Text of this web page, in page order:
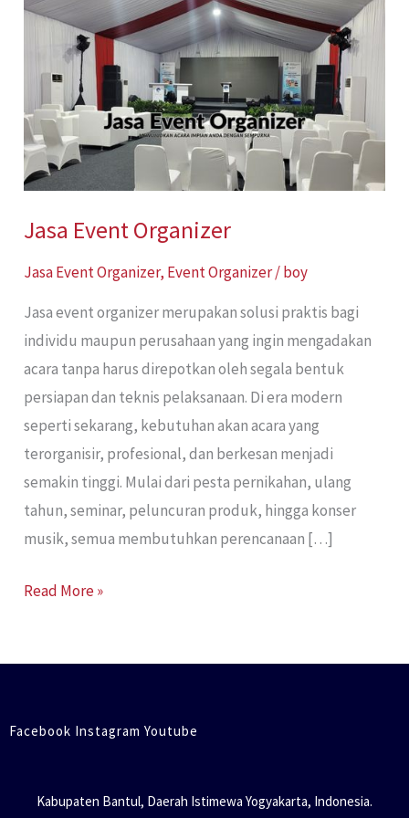
Jasa Event Organizer
Jasa Event Organizer, Event Organizer/boy
Jasa event organizer merupakan solusi praktis bagi
individu maupun perusahaan yang ingin mengadakan
acara tanpa harus direpotkan oleh segala bentuk
persiapan dan teknis pelaksanaan. Di era modern
seperti sekarang, kebutuhan akan acara yang
terorganisir, profesional, dan berkesan menjadi
semakin tinggi. Mulai dari pesta pernikahan, ulang
tahun, seminar, peluncuran produk, hingga konser
musik, semua membutuhkan perencanaan […]
Event
Organizer
Read More »
Facebook Instagram Youtube
Kabupaten Bantul, Daerah Istimewa Yogyakarta, Indonesia.